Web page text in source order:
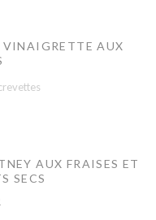
VINAIGRETTE AUX
AUX FRAISES ET
SECS